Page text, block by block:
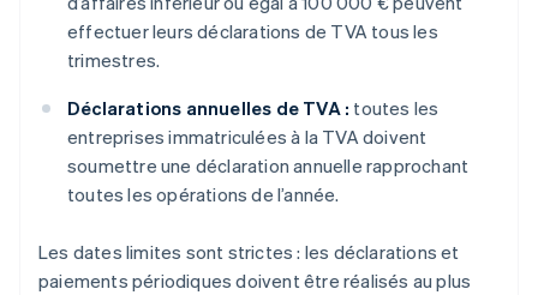
effectuer leurs déclarations de TVA tous les
trimestres.
Déclarations annuelles de TVA : toutes les
entreprises immatriculées à la TVA doivent
soumettre une déclaration annuelle rapprochant
toutes les opérations de l’année.
Les dates limites sont strictes : les déclarations et
paiements périodiques doivent être réalisés au plus